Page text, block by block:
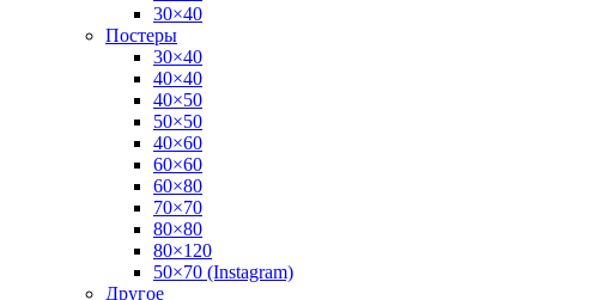
30×40
Постеры
30×40
40×40
40×50
50×50
40×60
60×60
60×80
70×70
80×80
80×120
50×70 (Instagram)
Другое